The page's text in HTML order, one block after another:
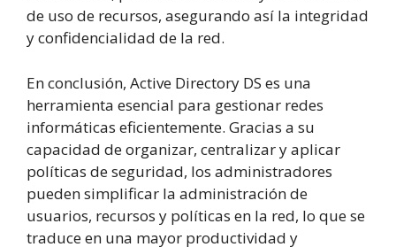
de uso de recursos, asegurando así la integridad
y confidencialidad de la red.
En conclusión, Active Directory DS es una
herramienta esencial para gestionar redes
informáticas eficientemente. Gracias a su
capacidad de organizar, centralizar y aplicar
políticas de seguridad, los administradores
pueden simplificar la administración de
usuarios, recursos y políticas en la red, lo que se
traduce en una mayor productividad y